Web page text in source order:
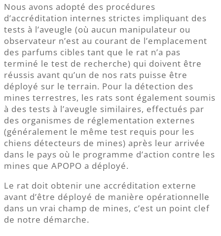
Nous avons adopté des procédures
d’accréditation internes strictes impliquant des
tests à l’aveugle (où aucun manipulateur ou
observateur n’est au courant de l’emplacement
des parfums cibles tant que le rat n’a pas
terminé le test de recherche) qui doivent être
réussis avant qu’un de nos rats puisse être
déployé sur le terrain. Pour la détection des
mines terrestres, les rats sont également soumis
à des tests à l’aveugle similaires, effectués par
des organismes de réglementation externes
(généralement le même test requis pour les
chiens détecteurs de mines) après leur arrivée
dans le pays où le programme d’action contre les
mines que APOPO a déployé.
Le rat doit obtenir une accréditation externe
avant d’être déployé de manière opérationnelle
dans un vrai champ de mines, c’est un point clef
de notre démarche.